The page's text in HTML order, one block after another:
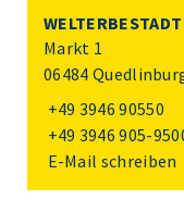
Markt 1
06484
+49 3946 90550
+49 3946 905-
E-Mail schreiben